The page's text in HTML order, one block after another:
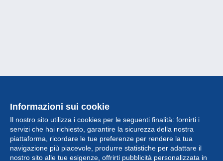
Informazioni sui cookie
Il nostro sito utilizza i cookies per le seguenti finalità: fornirti i
servizi che hai richiesto, garantire la sicurezza della nostra
piattaforma, ricordare le tue preferenze per rendere la tua
navigazione più piacevole, produrre statistiche per adattare il
nostro sito alle tue esigenze, offrirti pubblicità personalizzata in